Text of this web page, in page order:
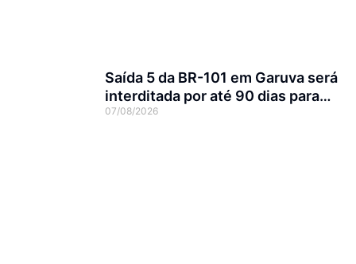
Saída 5 da BR-101 em Garuva será
interditada por até 90 dias para
obras
07/08/2026